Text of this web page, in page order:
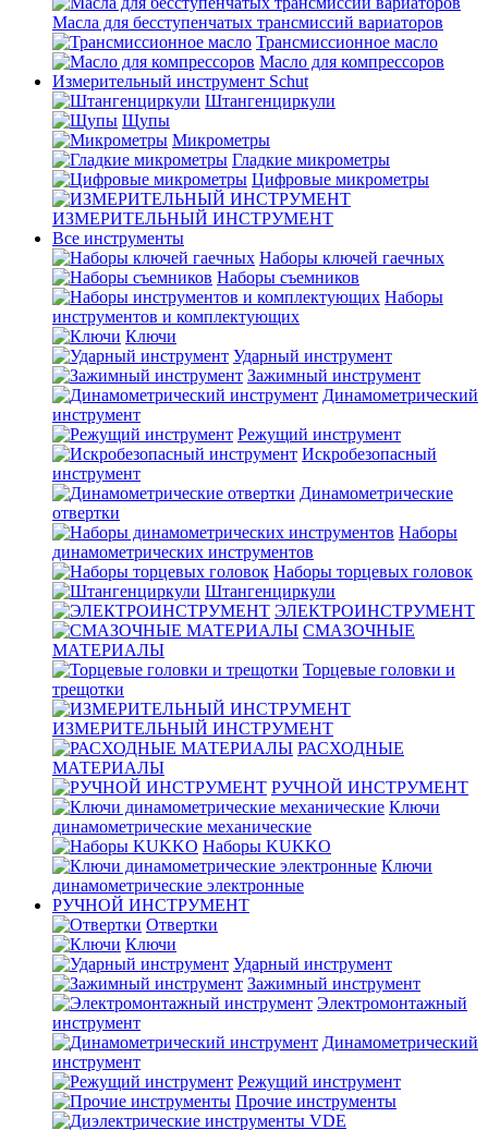
Масла для бесступенчатых трансмиссий вариаторов
Трансмиссионное масло
Масло для компрессоров
Измерительный инструмент Schut
Штангенциркули
Щупы
Микрометры
Гладкие микрометры
Цифровые микрометры
ИЗМЕРИТЕЛЬНЫЙ ИНСТРУМЕНТ
Все инструменты
Наборы ключей гаечных
Наборы съемников
Наборы
инструментов и комплектующих
Ключи
Ударный инструмент
Зажимный инструмент
Динамометрический
инструмент
Режущий инструмент
Искробезопасный
инструмент
Динамометрические
отвертки
Наборы
динамометрических инструментов
Наборы торцевых головок
Штангенциркули
ЭЛЕКТРОИНСТРУМЕНТ
СМАЗОЧНЫЕ
МАТЕРИАЛЫ
Торцевые головки и
трещотки
ИЗМЕРИТЕЛЬНЫЙ ИНСТРУМЕНТ
РАСХОДНЫЕ
МАТЕРИАЛЫ
РУЧНОЙ ИНСТРУМЕНТ
Ключи
динамометрические механические
Наборы KUKKO
Ключи
динамометрические электронные
РУЧНОЙ ИНСТРУМЕНТ
Отвертки
Ключи
Ударный инструмент
Зажимный инструмент
Электромонтажный
инструмент
Динамометрический
инструмент
Режущий инструмент
Прочие инструменты